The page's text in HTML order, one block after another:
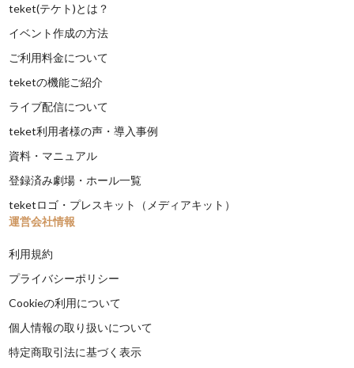
teket(テケト)とは？
イベント作成の方法
ご利用料金について
teketの機能ご紹介
ライブ配信について
teket利用者様の声・導入事例
資料・マニュアル
登録済み劇場・ホール一覧
teketロゴ・プレスキット（メディアキット）
運営会社情報
利用規約
プライバシーポリシー
Cookieの利用について
個人情報の取り扱いについて
特定商取引法に基づく表示